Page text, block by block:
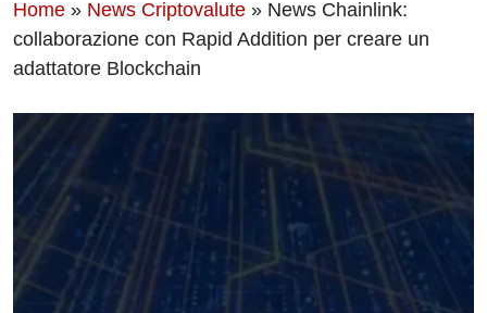
Home » News Criptovalute » News Chainlink:
collaborazione con Rapid Addition per creare un
adattatore Blockchain